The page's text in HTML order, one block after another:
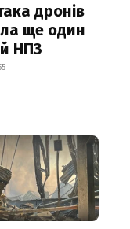
дронів
ще один
НПЗ